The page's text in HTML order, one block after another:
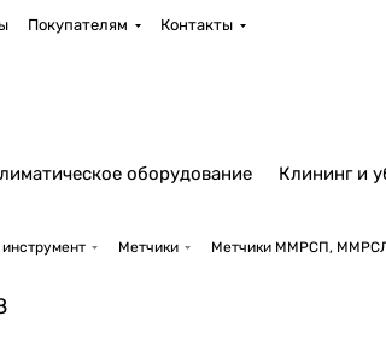
Покупателям Контакты
оборудование Клининг и
Метчики Метчики ММРСП,